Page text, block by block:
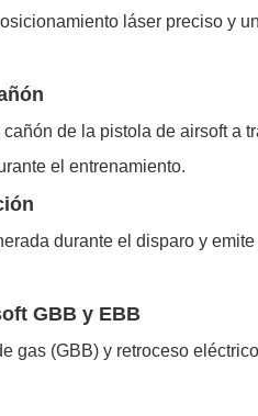
láser preciso y
de la pistola de airsoft a
el entrenamiento.
durante el disparo y
GBB y EBB
gas (GBB) y retroceso